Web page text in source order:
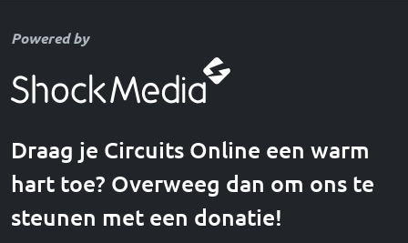
Powered by
Draag je Circuits Online een warm
hart toe? Overweeg dan om ons te
steunen met een donatie!